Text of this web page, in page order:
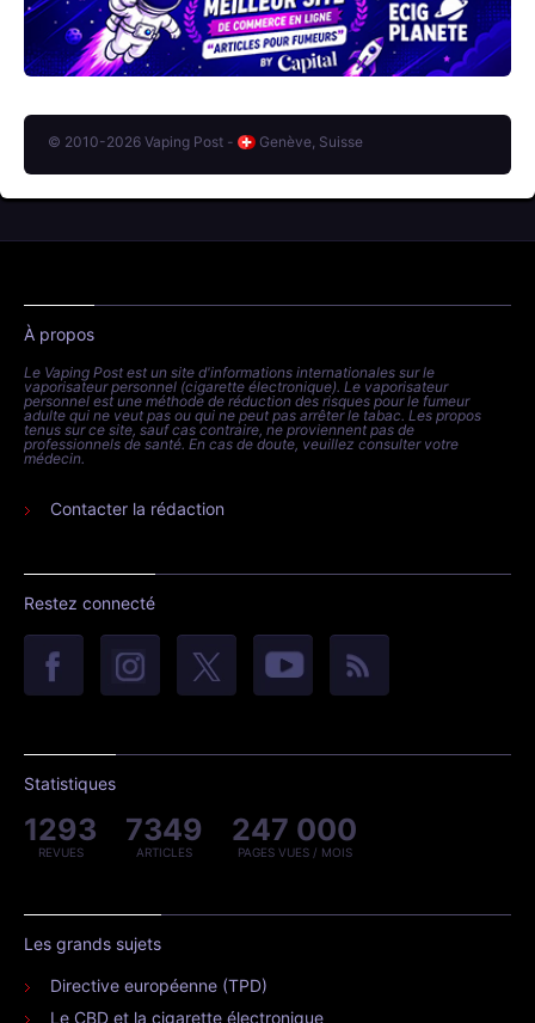
© 2010-2026 Vaping Post - Genève, Suisse
À propos
Le Vaping Post est un site d'informations internationales sur le
vaporisateur personnel (cigarette électronique). Le vaporisateur
personnel est une méthode de réduction des risques pour le fumeur
adulte qui ne veut pas ou qui ne peut pas arrêter le tabac. Les propos
tenus sur ce site, sauf cas contraire, ne proviennent pas de
professionnels de santé. En cas de doute, veuillez consulter votre
médecin.
Contacter la rédaction
Restez connecté
Statistiques
1293
REVUES
7349
ARTICLES
247 000
PAGES VUES / MOIS
Les grands sujets
Directive européenne (TPD)
Le CBD et la cigarette électronique